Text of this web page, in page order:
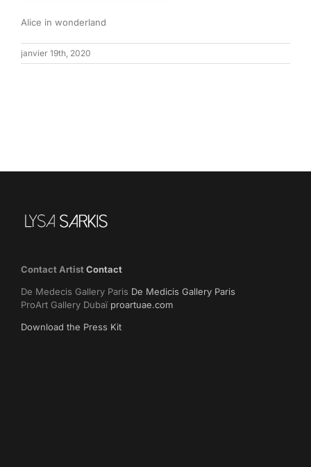
Alice in wonderland
janvier 19th, 2020
Contact ArtistContact
De Medecis Gallery Paris De Medicis Gallery Paris
ProArt Gallery Dubaï proartuae.com
Download the Press Kit